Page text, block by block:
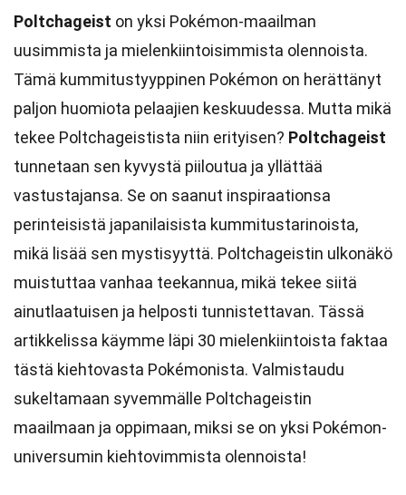
Poltchageist on yksi Pokémon-maailman
uusimmista ja mielenkiintoisimmista olennoista.
Tämä kummitustyyppinen Pokémon on herättänyt
paljon huomiota pelaajien keskuudessa. Mutta mikä
tekee Poltchageistista niin erityisen? Poltchageist
tunnetaan sen kyvystä piiloutua ja yllättää
vastustajansa. Se on saanut inspiraationsa
perinteisistä japanilaisista kummitustarinoista,
mikä lisää sen mystisyyttä. Poltchageistin ulkonäkö
muistuttaa vanhaa teekannua, mikä tekee siitä
ainutlaatuisen ja helposti tunnistettavan. Tässä
artikkelissa käymme läpi 30 mielenkiintoista faktaa
tästä kiehtovasta Pokémonista. Valmistaudu
sukeltamaan syvemmälle Poltchageistin
maailmaan ja oppimaan, miksi se on yksi Pokémon-
universumin kiehtovimmista olennoista!